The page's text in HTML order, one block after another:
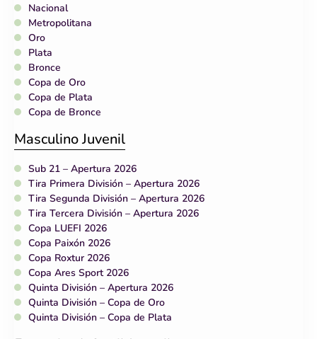
Nacional
Metropolitana
Oro
Plata
Bronce
Copa de Oro
Copa de Plata
Copa de Bronce
Masculino Juvenil
Sub 21 – Apertura 2026
Tira Primera División – Apertura 2026
Tira Segunda División – Apertura 2026
Tira Tercera División – Apertura 2026
Copa LUEFI 2026
Copa Paixón 2026
Copa Roxtur 2026
Copa Ares Sport 2026
Quinta División – Apertura 2026
Quinta División – Copa de Oro
Quinta División – Copa de Plata